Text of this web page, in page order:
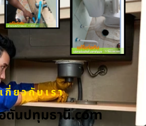
เกี่ยวกับเรา
ตันปทุมธานี.com